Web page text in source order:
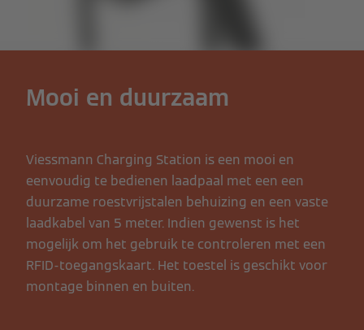
Mooi en duurzaam
Viessmann Charging Station is een mooi en
eenvoudig te bedienen laadpaal met een een
duurzame roestvrijstalen behuizing en een vaste
laadkabel van 5 meter. Indien gewenst is het
mogelijk om het gebruik te controleren met een
RFID-toegangskaart. Het toestel is geschikt voor
montage binnen en buiten.